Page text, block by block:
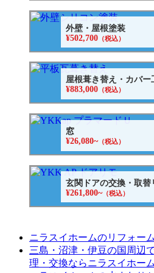
外壁・屋根塗装
¥502,700 （税込）
屋根葺き替え・カバー
¥883,000 （税込）
窓
¥26,080~（税込）
玄関ドアの交換・取替
¥261,800~（税込）
ニラスイホームのリフォー
三島・沼津・伊豆の国周辺
理・交換ならニラスイホーム